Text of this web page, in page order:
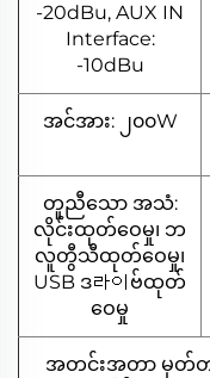
-20dBu, AUX IN
Interface:
-10dBu
အင်အား: ၂၀၀W
တူညီသော အသံ:
လိုင်းထုတ်ဝေမှု၊ ဘ
လူတွီသီထုတ်ဝေမှု၊
USB ဒ라이ဗ်ထုတ်
ဝေမှု
အတင်းအတာ မှတ်တ